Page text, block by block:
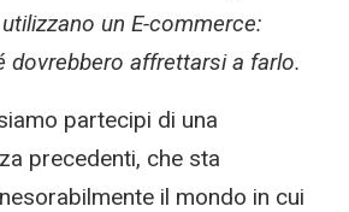
un E-commerce:
dovrebbero affrettarsi a farlo.
partecipi di una
precedenti, che sta
il mondo in cui